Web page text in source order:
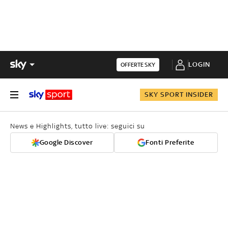
OFFERTE SKY LOGIN
SKY SPORT INSIDER
News e Highlights, tutto live: seguici su
Google Discover Fonti Preferite